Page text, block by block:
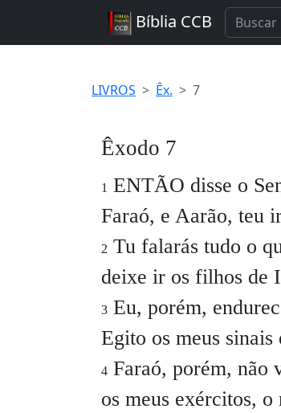
Bíblia CCB
LIVROS Êx. 7
Êxodo 7
1 ENTÃO disse o
Faraó, e Aarão, teu
2 Tu falarás tudo o
deixe ir os filhos de
3 Eu, porém,
Egito os meus sinais
4 Faraó, porém, não
os meus exércitos,